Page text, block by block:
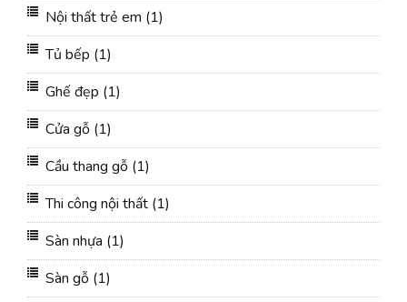
Nội thất trẻ em (1)
Tủ bếp (1)
Ghế đẹp (1)
Cửa gỗ (1)
Cầu thang gỗ (1)
Thi công nội thất (1)
Sàn nhựa (1)
Sàn gỗ (1)